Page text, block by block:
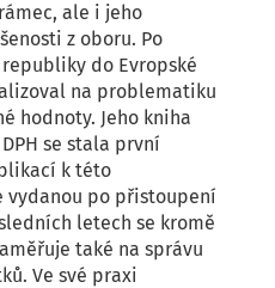
ale i jeho
z oboru. Po
do Evropské
na problematiku
hodnoty. Jeho kniha
se stala první
k této
vydanou po přistoupení
letech se kromě
také na správu
Ve své praxi